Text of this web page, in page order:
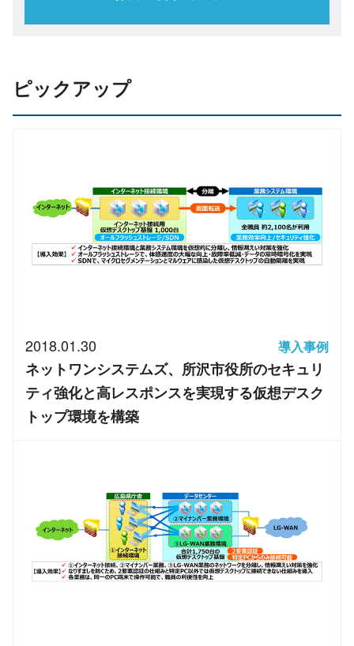
ピックアップ
2018.01.30 導入事例
ネットワンシステムズ、所沢市役所のセキュリ
ティ強化と高レスポンスを実現する仮想デスク
トップ環境を構築